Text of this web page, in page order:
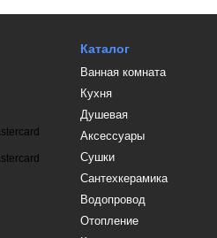
Каталог
Ванная комната
Кухня
Душевая
Аксессуары
Сушки
Сантехкерамика
Водопровод
Отопление